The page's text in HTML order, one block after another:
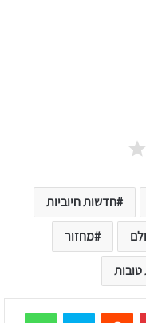
חדשות חיוביות
מחזור
Pinterest
Reddit
Skype